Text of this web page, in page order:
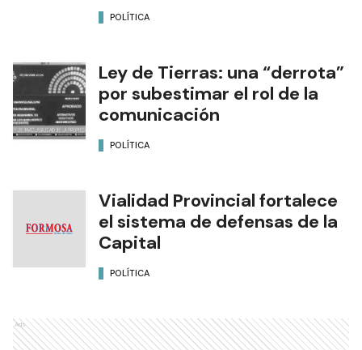
POLÍTICA
Ley de Tierras: una “derrota”
por subestimar el rol de la
comunicación
POLÍTICA
Vialidad Provincial fortalece
el sistema de defensas de la
Capital
POLÍTICA
Ads